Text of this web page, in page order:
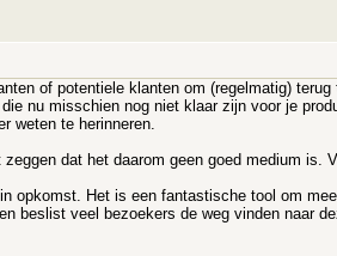
of potentiele klanten om (regelmatig)
nu misschien nog niet klaar zijn voor je
weten te herinneren.
dat het daarom geen goed medium is.
opkomst. Het is een fantastische tool om
beslist veel bezoekers de weg vinden naar